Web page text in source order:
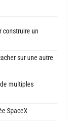
construire un
sur une autre
multiples
SpaceX